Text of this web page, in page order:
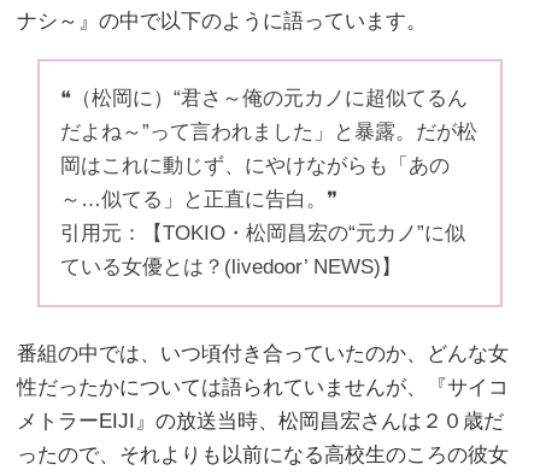
ナシ～』の中で以下のように語っています。
❝（松岡に）“君さ～俺の元カノに超似てるん
だよね～”って言われました」と暴露。だが松
岡はこれに動じず、にやけながらも「あの
～…似てる」と正直に告白。❞
引用元：【TOKIO・松岡昌宏の“元カノ”に似
ている女優とは？(livedoor’ NEWS)】
番組の中では、いつ頃付き合っていたのか、どんな女
性だったかについては語られていませんが、『サイコ
メトラーEIJI』の放送当時、松岡昌宏さんは２０歳だ
ったので、それよりも以前になる高校生のころの彼女